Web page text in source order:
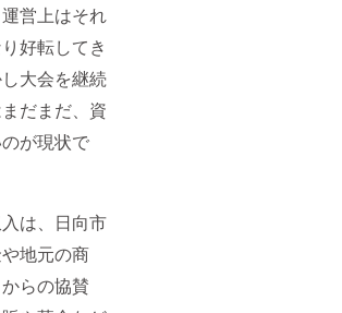
営上はそれ
好転してき
大会を継続
だまだ、資
が現状で
は、日向市
地元の商
らの協賛